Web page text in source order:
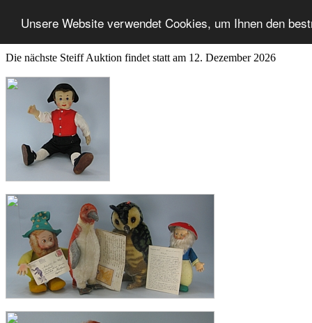
Unsere Website verwendet Cookies, um Ihnen den
Die nächste Steiff Auktion findet statt am 12. Dezember 2026